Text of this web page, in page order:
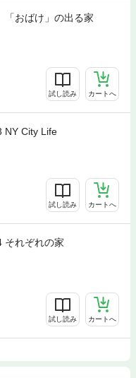
おばけ」の出る家
試し読み カートへ
City Life
試し読み カートへ
れぞれの家
試し読み カートへ